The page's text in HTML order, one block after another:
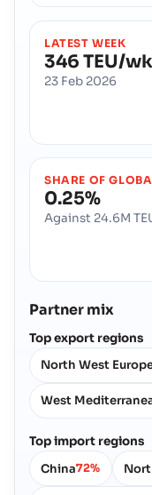
LATEST WEEK
346 TEU/wk
23 Feb 2026
SHARE OF
0.25%
Against 24.6M
Partner mix
Top export regions
North West
West
Top import regions
China72%